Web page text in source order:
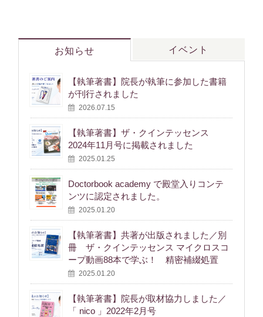
お知らせ イベント
【執筆著書】院長が執筆に参加した書籍
が刊行されました
2026.07.15
【執筆著書】ザ・クインテッセンス
2024年11月号に掲載されました
2025.01.25
Doctorbook academy で殿堂入りコンテ
ンツに認定されました。
2025.01.20
【執筆著書】共著が出版されました／別
冊 ザ・クインテッセンス マイクロスコ
ープ動画88本で学ぶ！ 精密補綴処置
2025.01.20
【執筆著書】院長が取材協力しました／
「 nico 」2022年2月号